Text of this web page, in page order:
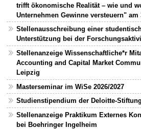
trifft ökonomische Realität – wie und
Unternehmen Gewinne versteuern" am
Stellenausschreibung einer
Unterstützung bei der
Stellenanzeige Wissenschaftliche*r
Accounting and Capital Market
Leipzig
Masterseminar im WiSe 2026/2027
Studienstipendium der Deloitte-Stiftung
Stellenanzeige Praktikum Externes
bei Boehringer Ingelheim